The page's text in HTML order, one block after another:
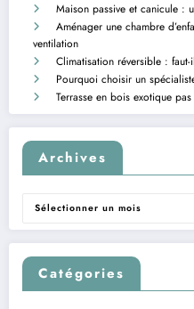
Maison passive et canicule :
Aménager une chambre
ventilation
Climatisation réversible :
Pourquoi choisir un
Terrasse en bois exotique
Archives
Archives
Catégories